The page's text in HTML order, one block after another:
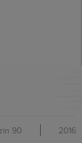
90 2016